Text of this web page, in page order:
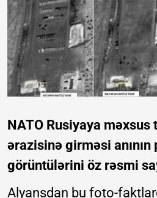
NATO Rusiyaya məxsus
ərazisinə girməsi
görüntülərini öz rəsmi
Alyansdan bu foto-